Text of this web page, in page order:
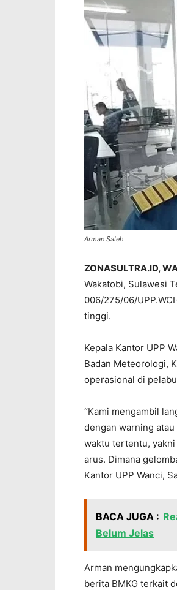
Arman Saleh
ZONASULTRA.ID,
Wakatobi, Sulawesi
006/275/06/
tinggi.
Kepala Kantor UPP
Badan Meteorologi,
operasional di
“Kami mengambil
dengan warning
waktu tertentu,
arus. Dimana
Kantor UPP Wanci,
BACA JUGA :
Belum Jelas
Arman
berita BMKG terkait